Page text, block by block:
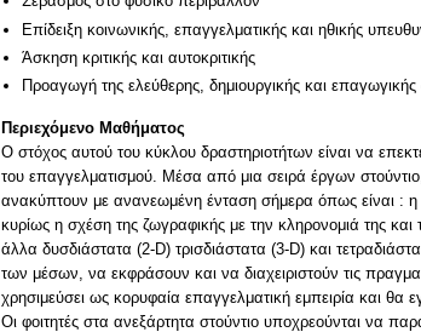
Επίδειξη κοινωνικής, επαγγελματικής και ηθικής
Άσκηση κριτικής και αυτοκριτικής
Προαγωγή της ελεύθερης, δημιουργικής και
Περιεχόμενο Μαθήματος
Ο στόχος αυτού του κύκλου δραστηριοτήτων είναι να
του επαγγελματισμού. Μέσα από μια σειρά έργων
ανακύπτουν με ανανεωμένη ένταση σήμερα όπως είναι :
κυρίως η σχέση της ζωγραφικής με την κληρονομιά της
άλλα δυσδιάστατα (2-D) τρισδιάστατα (3-D) και
των μέσων, να εκφράσουν και να διαχειριστούν τις
χρησιμεύσει ως κορυφαία επαγγελματική εμπειρία και
Οι φοιτητές στα ανεξάρτητα στούντιο υποχρεούνται να